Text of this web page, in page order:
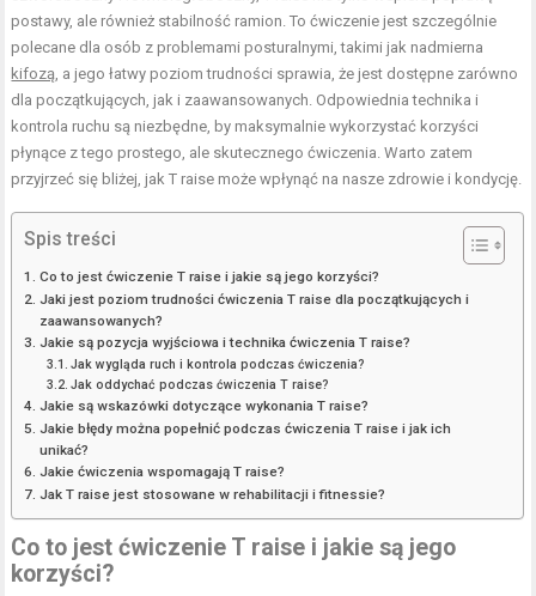
postawy, ale również stabilność ramion. To ćwiczenie jest szczególnie
polecane dla osób z problemami posturalnymi, takimi jak nadmierna
kifozą, a jego łatwy poziom trudności sprawia, że jest dostępne zarówno
dla początkujących, jak i zaawansowanych. Odpowiednia technika i
kontrola ruchu są niezbędne, by maksymalnie wykorzystać korzyści
płynące z tego prostego, ale skutecznego ćwiczenia. Warto zatem
przyjrzeć się bliżej, jak T raise może wpłynąć na nasze zdrowie i kondycję.
Spis treści
Co to jest ćwiczenie T raise i jakie są jego korzyści?
Jaki jest poziom trudności ćwiczenia T raise dla początkujących i
zaawansowanych?
Jakie są pozycja wyjściowa i technika ćwiczenia T raise?
Jak wygląda ruch i kontrola podczas ćwiczenia?
Jak oddychać podczas ćwiczenia T raise?
Jakie są wskazówki dotyczące wykonania T raise?
Jakie błędy można popełnić podczas ćwiczenia T raise i jak ich
unikać?
Jakie ćwiczenia wspomagają T raise?
Jak T raise jest stosowane w rehabilitacji i fitnessie?
Co to jest ćwiczenie T raise i jakie są jego
korzyści?